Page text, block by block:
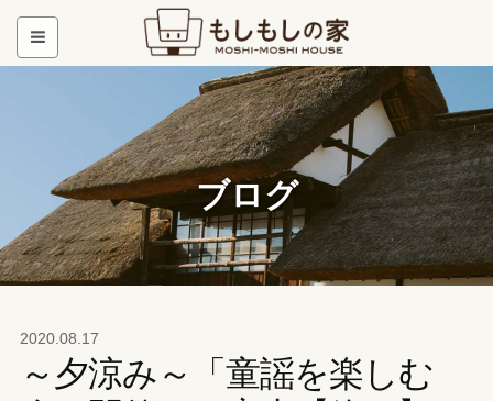
ブログ
2020.08.17
～夕涼み～「童謡を楽しむ